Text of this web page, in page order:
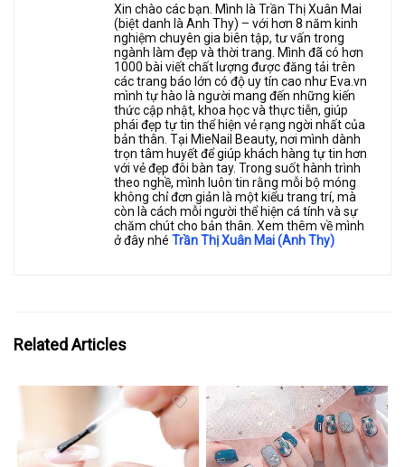
Xin chào các bạn. Mình là Trần Thị Xuân Mai
(biệt danh là Anh Thy) – với hơn 8 năm kinh
nghiệm chuyên gia biên tập, tư vấn trong
ngành làm đẹp và thời trang. Mình đã có hơn
1000 bài viết chất lượng được đăng tải trên
các trang báo lớn có độ uy tín cao như Eva.vn
mình tự hào là người mang đến những kiến
thức cập nhật, khoa học và thực tiễn, giúp
phái đẹp tự tin thể hiện vẻ rạng ngời nhất của
bản thân. Tại MieNail Beauty, nơi mình dành
trọn tâm huyết để giúp khách hàng tự tin hơn
với vẻ đẹp đôi bàn tay. Trong suốt hành trình
theo nghề, mình luôn tin rằng mỗi bộ móng
không chỉ đơn giản là một kiểu trang trí, mà
còn là cách mỗi người thể hiện cá tính và sự
chăm chút cho bản thân. Xem thêm về mình
ở đây nhé Trần Thị Xuân Mai (Anh Thy)
Related Articles